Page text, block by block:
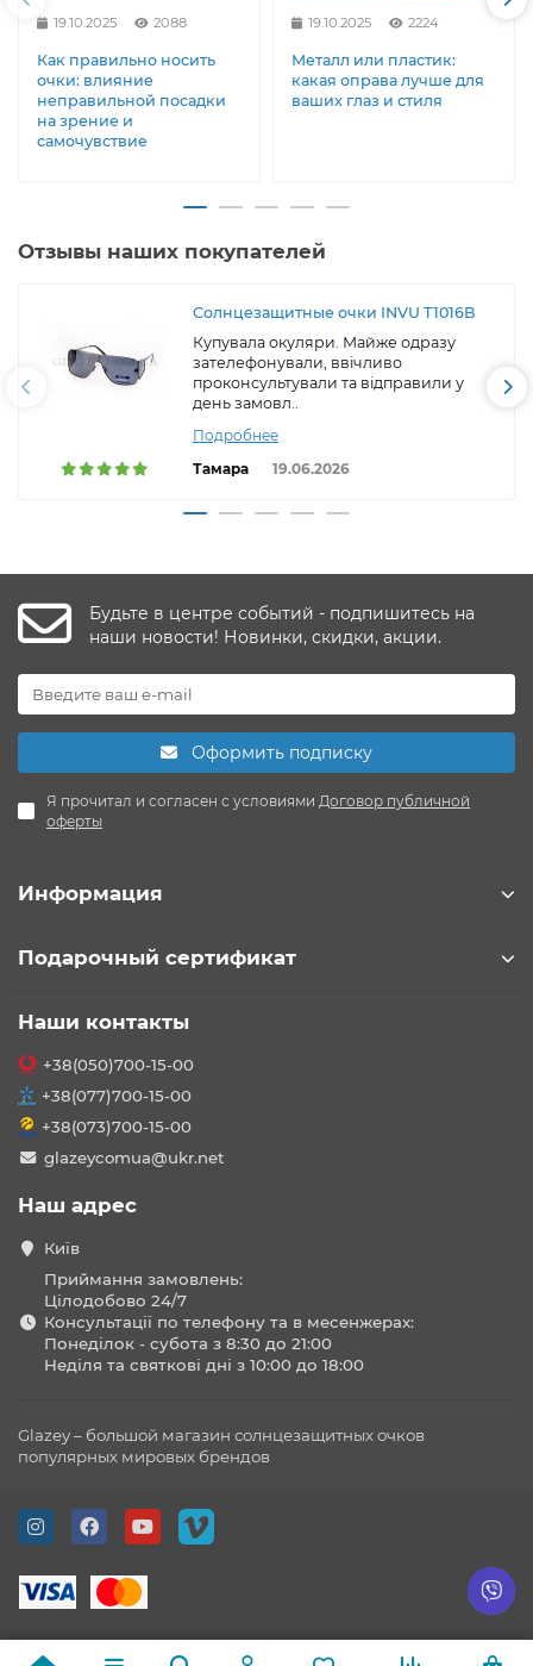
19.10.2025 2088
Как правильно носить
очки: влияние
неправильной посадки
на зрение и
самочувствие
19.10.2025 2224
Металл или пластик:
какая оправа лучше для
ваших глаз и стиля
Отзывы наших покупателей
Солнцезащитные очки INVU T1016B
Купувала окуляри. Майже одразу
зателефонували, ввічливо
проконсультували та відправили у
день замовл..
Подробнее
Тамара
19.06.2026
Будьте в центре событий - подпишитесь на
наши новости! Новинки, скидки, акции.
Оформить подписку
Я прочитал и согласен с условиями Договор публичной
оферты
Информация
Подарочный сертификат
Наши контакты
+38(050)700-15-00
+38(077)700-15-00
+38(073)700-15-00
glazeycomua@ukr.net
Наш адрес
Київ
Приймання замовлень:
Цілодобово 24/7
Консультації по телефону та в месенжерах:
Понеділок - субота з 8:30 до 21:00
Неділя та святкові дні з 10:00 до 18:00
Glazey – большой магазин солнцезащитных очков
популярных мировых брендов